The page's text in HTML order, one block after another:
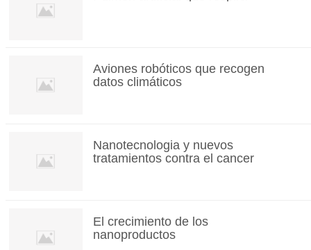
Aviones robóticos que recogen
datos climáticos
Nanotecnologia y nuevos
tratamientos contra el cancer
El crecimiento de los
nanoproductos